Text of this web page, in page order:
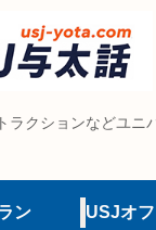
クションなどユニ
ン